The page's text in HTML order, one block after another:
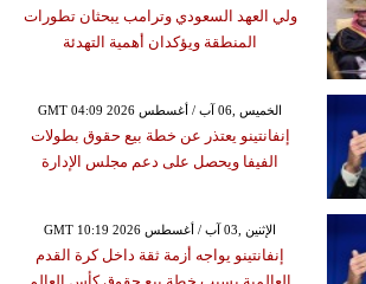
ولي العهد السعودي وترامب يبحثان تطورات
المنطقة ويؤكدان أهمية التهدئة
GMT 04:09 2026 الخميس ,06 آب / أغسطس
إنفانتينو يعتذر عن خطة بيع حقوق بطولات
الفيفا ويحصل على دعم مجلس الإدارة
GMT 10:19 2026 الإثنين ,03 آب / أغسطس
إنفانتينو يواجه أزمة ثقة داخل كرة القدم